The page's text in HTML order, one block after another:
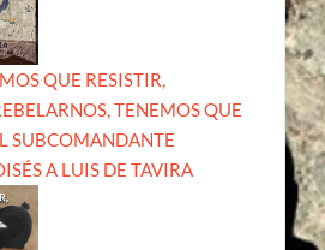
QUE RESISTIR,
TENEMOS QUE
SUBCOMANDANTE
A LUIS DE TAVIRA